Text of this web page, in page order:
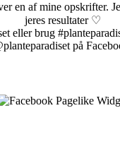
en af mine opskrifter.
jeres resultater ♡
eller brug
på